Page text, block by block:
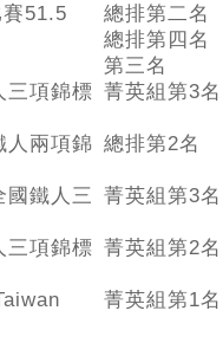
51.5
總排第二名
總排第四名
第三名
三項錦標 菁英組第3名
人兩項錦 總排第2名
國鐵人三 菁英組第3名
三項錦標 菁英組第2名
菁英組第1名